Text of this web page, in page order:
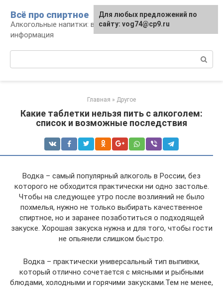
контенту
Всё про спиртное
Алкогольные напитки: виды, рецепты,
информация
Главная » Другое
Какие таблетки нельзя пить с алкоголем:
список и возможные последствия
Водка – самый популярный алкоголь в России, без
которого не обходится практически ни одно застолье.
Чтобы на следующее утро после возлияний не было
похмелья, нужно не только выбирать качественное
спиртное, но и заранее позаботиться о подходящей
закуске. Хорошая закуска нужна и для того, чтобы гости
не опьянели слишком быстро.
Водка – практически универсальный тип выпивки,
который отлично сочетается с мясными и рыбными
блюдами, холодными и горячими закусками.Тем не менее,
Для любых предложений по
сайту: vog74@cp9.ru